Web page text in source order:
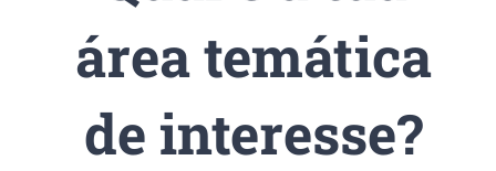
área temática
de interesse?